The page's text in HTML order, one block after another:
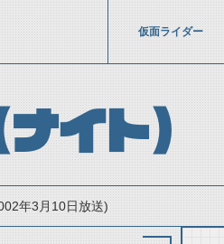
仮面ライダー
イト）
年3月10日放送)